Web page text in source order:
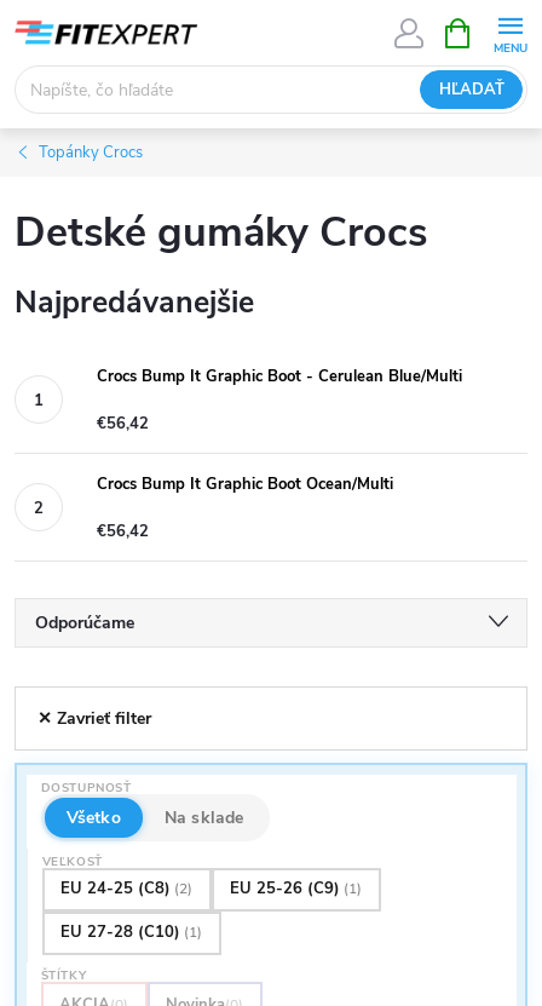
obsah
HĽADAŤ
KOŠÍK
Topánky Crocs
Detské gumáky Crocs
Najpredávanejšie
Crocs Bump It Graphic Boot - Cerulean Blue/Multi
€56,42
Crocs Bump It Graphic Boot Ocean/Multi
€56,42
R
a
d
Odporúčame
Najdrahšie
Najpredávanejšie
Abecedne
V
ý
✕ Zavrieť filter
DOSTUPNOSŤ
Všetko Na sklade
VEĽKOSŤ
EU 24-25 (C8) (2) EU 25-26 (C9) (1)
EU 27-28 (C10) (1)
ŠTÍTKY